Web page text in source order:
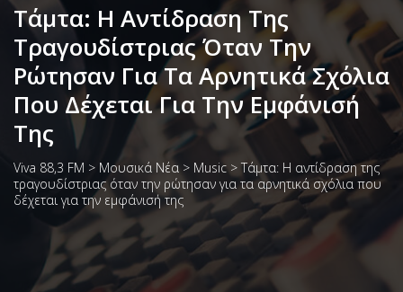
Τάμτα: Η Αντίδραση Της
Τραγουδίστριας Όταν Την
Ρώτησαν Για Τα Αρνητικά Σχόλια
Που Δέχεται Για Την Εμφάνισή
Της
Viva 88,3 FM > Μουσικά Νέα > Music >Τάμτα: Η αντίδραση της
τραγουδίστριας όταν την ρώτησαν για τα αρνητικά σχόλια που
δέχεται για την εμφάνισή της